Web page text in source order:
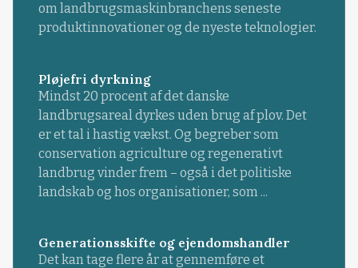
om landbrugsmaskinbranchens seneste
produktinnovationer og de nyeste teknologier.
Pløjefri dyrkning
Mindst 20 procent af det danske
landbrugsareal dyrkes uden brug af plov. Det
er et tal i hastig vækst. Og begreber som
conservation agriculture og regenerativt
landbrug vinder frem – også i det politiske
landskab og hos organisationer, som ...
Generationsskifte og ejendomshandler
Det kan tage flere år at gennemføre et